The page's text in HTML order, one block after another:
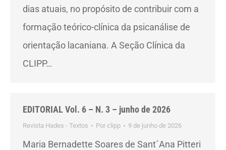
dias atuais, no propósito de contribuir com a
formação teórico-clínica da psicanálise de
orientação lacaniana. A Seção Clínica da
CLIPP…
EDITORIAL Vol. 6 – N. 3 – junho de 2026
Revista Hades - Textos Por clipp 9 de junho de 2026
Maria Bernadette Soares de Sant´Ana Pitteri